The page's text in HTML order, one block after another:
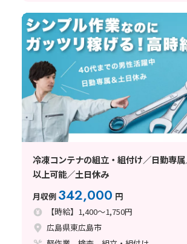
冷凍コンテナの組立・組付け／日勤専
以上可能／土日休み
月収例 342,000 円
【時給】1,400～1,750円
広島県東広島市